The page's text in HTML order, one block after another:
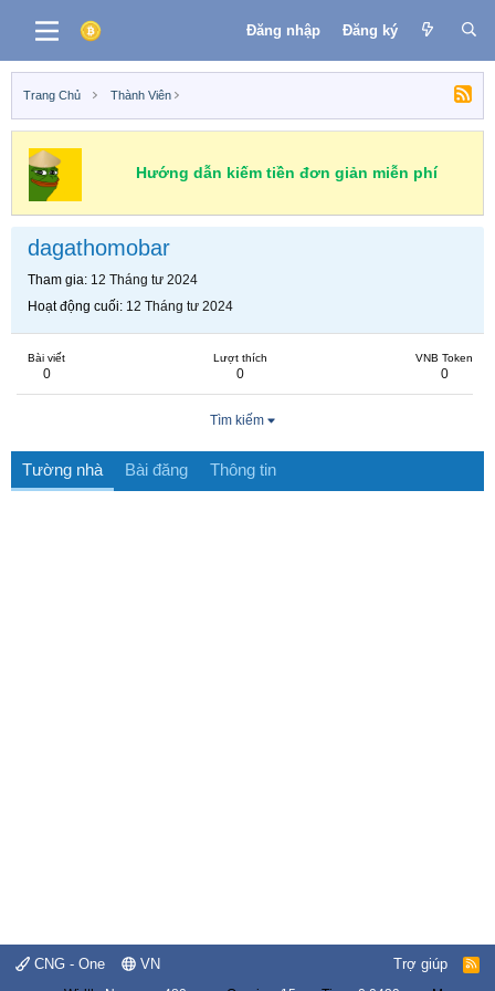
Đăng nhập Đăng ký
Trang Chủ Thành Viên
Hướng dẫn kiếm tiền đơn giản miễn phí
dagathomobar
Tham gia 12 Tháng tư 2024
Hoạt động cuối 12 Tháng tư 2024
Bài viết
0
Lượt thích
0
VNB Token
0
Tìm kiếm
Tường nhà Bài đăng Thông tin
CNG - One VN Trợ giúp
R